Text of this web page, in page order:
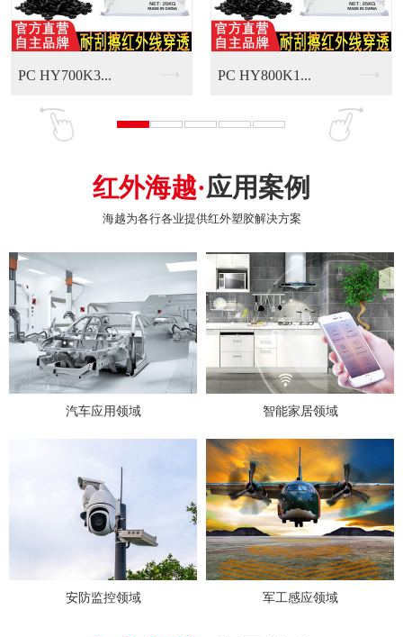
红外海越·应用案例
海越为各行各业提供红外塑胶解决方案
汽车应用领域 智能家居领域
安防监控领域 军工感应领域